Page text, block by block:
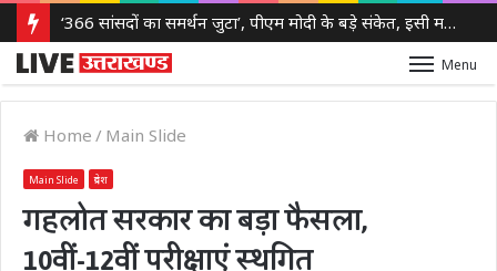
‘366 सांसदों का समर्थन जुटा’, पीएम मोदी के बड़े संकेत, इसी महीने आ सकता है परिसीमन और महिला आरक्षण पर विशेष सत्र
Menu
Home / Main Slide
Main Slide प्रदेश
गहलोत सरकार का बड़ा फैसला,
10वीं-12वीं परीक्षाएं स्थगित